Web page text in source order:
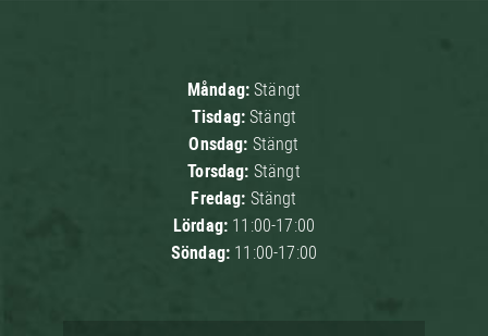
Måndag:Stängt
Tisdag:Stängt
Onsdag: Stängt
Torsdag: Stängt
Fredag: Stängt
Lördag: 11:00-17:00
Söndag: 11:00-17:00